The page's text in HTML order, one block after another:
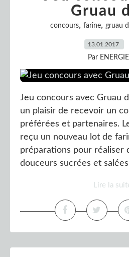
Gruau
concours, farine, gruau
13.01.2017
Par
Jeu concours avec Gruau
un plaisir de recevoir un
préférées et partenaires.
reçu un nouveau lot de
préparations pour réaliser
douceurs sucrées et
Lire la